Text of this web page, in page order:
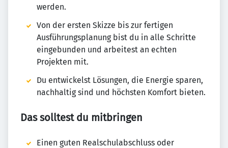
werden.
Von der ersten Skizze bis zur fertigen
Ausführungsplanung bist du in alle Schritte
eingebunden und arbeitest an echten
Projekten mit.
Du entwickelst Lösungen, die Energie sparen,
nachhaltig sind und höchsten Komfort bieten.
Das solltest du mitbringen
Einen guten Realschulabschluss oder